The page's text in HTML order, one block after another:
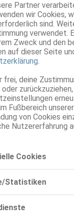
Partner
wir Cookies,
sind.
verwendet.
Zweck und den
auf dieser Seite
.
frei, deine
Fußbereich
von Cookies
Nutzererfahrung
Cookies
sind alle
Die Webseite
Statistiken
Statistikcookies sind
dienen. Sie
Cancun
& Leistungen
Club Atlantis
ideale Location für
Saunaclub